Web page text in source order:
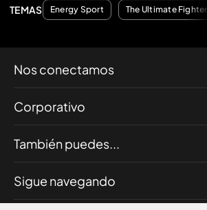
TEMAS Energy Sport The Ultimate Fighter
Nos conectamos
Corporativo
También puedes...
Sigue navegando